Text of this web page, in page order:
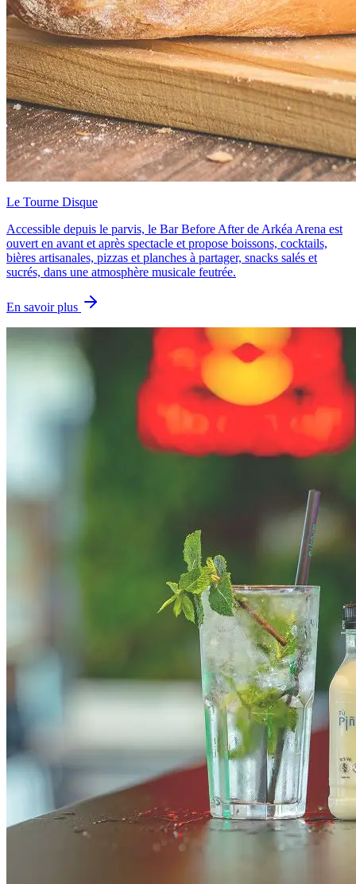
Le Tourne Disque
Accessible depuis le parvis, le Bar Before After de Arkéa Arena est
ouvert en avant et après spectacle et propose boissons, cocktails,
bières artisanales, pizzas et planches à partager, snacks salés et
sucrés, dans une atmosphère musicale feutrée.
En savoir plus